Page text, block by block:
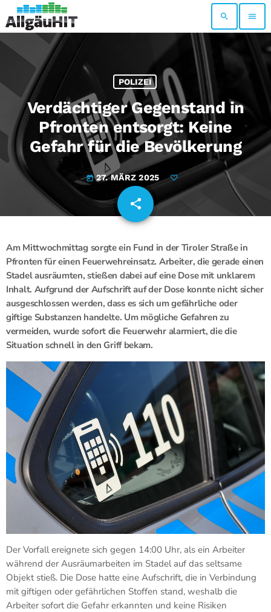
search menu
POLIZEI
Verdächtiger Gegenstand in
Pfronten entsorgt: Keine
Gefahr für die Bevölkerung
today 27. MÄRZ 2025
share
email
Am Mittwochmittag sorgte ein Fund in der Tiroler Straße in
Pfronten für einen Feuerwehreinsatz. Arbeiter, die gerade einen
Stadel ausräumten, stießen dabei auf eine Dose mit unklarem
Inhalt. Aufgrund der Aufschrift auf der Dose konnte nicht sicher
ausgeschlossen werden, dass es sich um gefährliche oder
giftige Substanzen handelte. Um mögliche Gefahren zu
vermeiden, wurde sofort die Feuerwehr alarmiert, die die
Situation schnell in den Griff bekam.
Der Vorfall ereignete sich gegen 14:00 Uhr, als ein Arbeiter
während der Ausräumarbeiten im Stadel auf das seltsame
Objekt stieß. Die Dose hatte eine Aufschrift, die in Verbindung
mit giftigen oder gefährlichen Stoffen stand, weshalb die
Arbeiter sofort die Gefahr erkannten und keine Risiken